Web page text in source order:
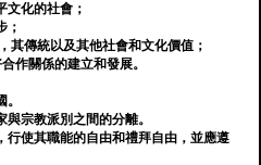
文化的社會；
；
其傳統以及其他社會和文化價值；
作關係的建立和發展。
宗教派別之間的分離。
行使其職能的自由和禮拜自由，並應遵